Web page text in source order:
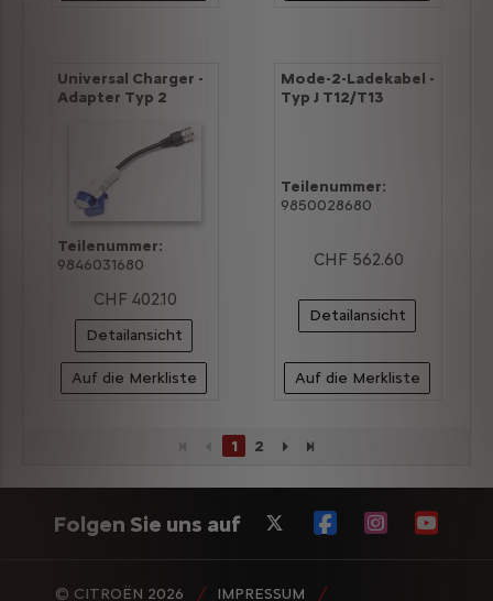
Universal Charger -
Adapter Typ 2
Teilenummer:
9846031680
CHF 402.10
Detailansicht
Auf die Merkliste
Mode-2-Ladekabel -
Typ J T12/T13
Teilenummer:
9850028680
CHF 562.60
Detailansicht
Auf die Merkliste
1 2
Folgen Sie uns auf
© CITROËN 2026 IMPRESSUM